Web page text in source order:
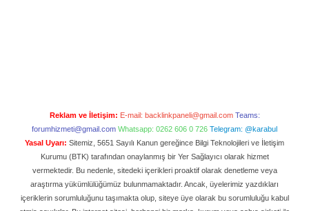
Reklam ve İletişim: E-mail: backlinkpaneli@gmail.com Teams:
forumhizmeti@gmail.com Whatsapp: 0262 606 0 726 Telegram: @karabul
Yasal Uyarı: Sitemiz, 5651 Sayılı Kanun gereğince Bilgi Teknolojileri ve İletişim
Kurumu (BTK) tarafından onaylanmış bir Yer Sağlayıcı olarak hizmet
vermektedir. Bu nedenle, sitedeki içerikleri proaktif olarak denetleme veya
araştırma yükümlülüğümüz bulunmamaktadır. Ancak, üyelerimiz yazdıkları
içeriklerin sorumluluğunu taşımakta olup, siteye üye olarak bu sorumluluğu kabul